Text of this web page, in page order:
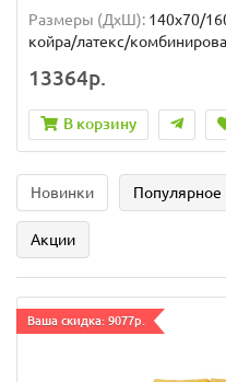
Размеры (ДxШ): 140x70/
койра/латекс/
13364р.
В корзину
Новинки Популярное
Акции
Ваша скидка: 9077р.